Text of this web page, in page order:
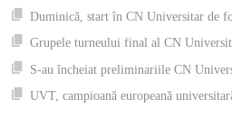
Duminică, start în CN Universitar de
Grupele turneului final al CN
S-au încheiat preliminariile CN
UVT, campioană europeană